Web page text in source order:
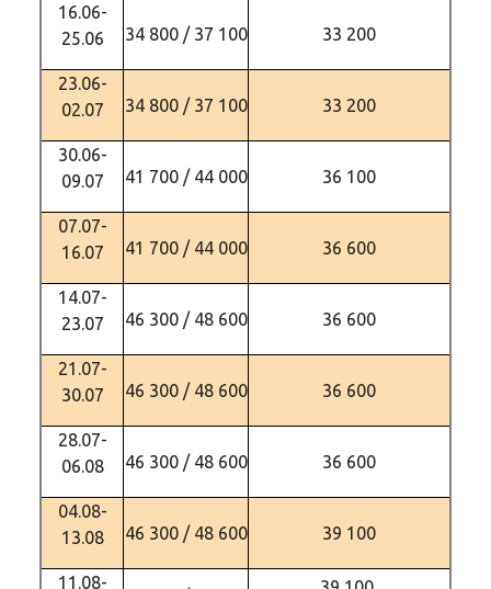
16.06-
25.06
34 800 / 37 100 33 200
23.06-
02.07
34 800 / 37 100 33 200
30.06-
09.07
41 700 / 44 000 36 100
07.07-
16.07
41 700 / 44 000 36 600
14.07-
23.07
46 300 / 48 600 36 600
21.07-
30.07
46 300 / 48 600 36 600
28.07-
06.08
46 300 / 48 600 36 600
04.08-
13.08
46 300 / 48 600 39 100
11.08-